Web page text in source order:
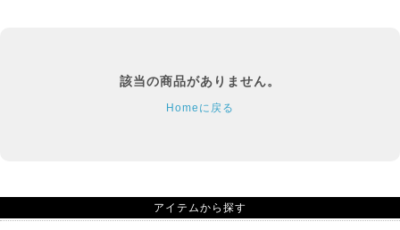
該当の商品がありません。
Homeに戻る
アイテムから探す